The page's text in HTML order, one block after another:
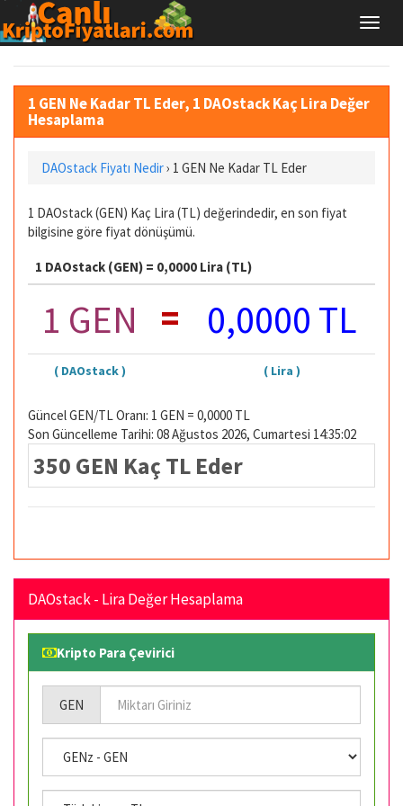
1 GEN Ne Kadar TL Eder, 1 DAOstack Kaç Lira Değer
Hesaplama
DAOstack Fiyatı Nedir› 1 GEN Ne Kadar TL Eder
1 DAOstack (GEN) Kaç Lira (TL) değerindedir, en son fiyat
bilgisine göre fiyat dönüşümü.
1 DAOstack (GEN) = 0,0000 Lira (TL)
1 GEN = 0,0000 TL
( DAOstack ) ( Lira )
Güncel GEN/TL Oranı: 1 GEN = 0,0000 TL
Son Güncelleme Tarihi: 08 Ağustos 2026, Cumartesi 14:35:02
350 GEN Kaç TL Eder
DAOstack - Lira Değer Hesaplama
Kripto Para Çevirici
GEN